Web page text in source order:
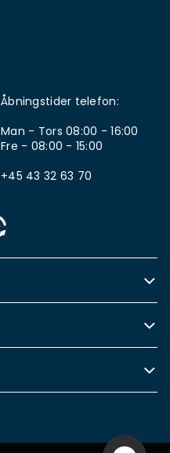
Åbningstider telefon:
Man - Tors 08:00 - 16:00
Fre - 08:00 - 15:00
+45 43 32 63 70